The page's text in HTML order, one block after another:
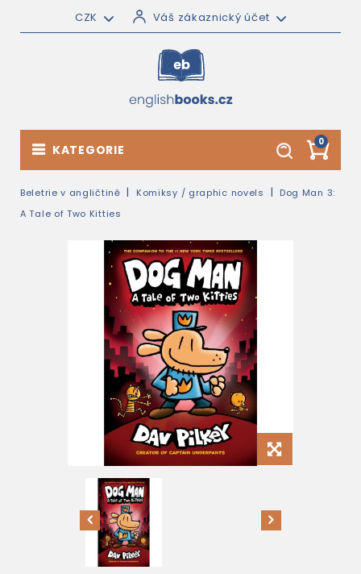
CZK Váš zákaznický účet
0
KATEGORIE
Beletrie v angličtině Komiksy / graphic novels
Dog Man 3:
A Tale of Two Kitties